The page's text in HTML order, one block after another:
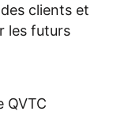
clients et
les futurs
QVTC